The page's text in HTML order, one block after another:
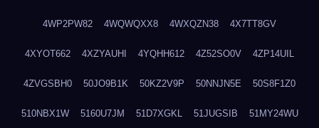
4WP2PW82 4WQWQXX8 4WXQZN38 4X7TT8GV
4XYOT662 4XZYAUHI 4YQHH612 4Z52SO0V 4ZP14UIL
4ZVGSBH0 50JO9B1K 50KZ2V9P 50NNJN5E 50S8F1Z0
510NBX1W 5160U7JM 51D7XGKL 51JUGSIB 51MY24WU